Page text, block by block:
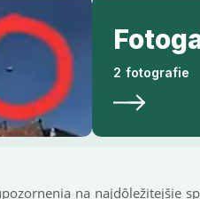
2 fotografie
na najdôležitejšie